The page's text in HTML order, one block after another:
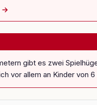
→
gibt es zwei
vor allem an Kinder von 6